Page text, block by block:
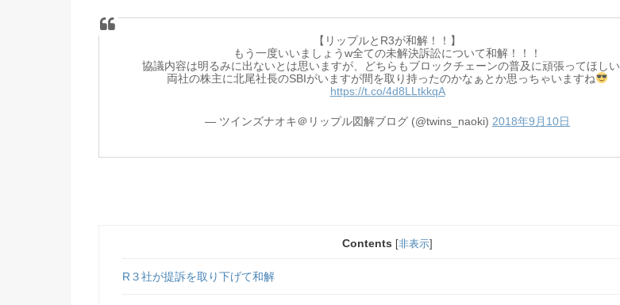
【リップルとR3が和解！！】
もう一度いいましょうw全ての未解決訴訟について和解！！！
協議内容は明るみに出ないとは思いますが、どちらもブロックチェーンの普及に頑張ってほしい
両社の株主に北尾社長のSBIがいますが間を取り持ったのかなぁとか思っちゃいますね
https://t.co/4d8LLtkkqA
— ツインズナオキ＠リップル図解ブログ (@twins_naoki) 2018年9月10日
Contents 非表示
R３社が提訴を取り下げて和解